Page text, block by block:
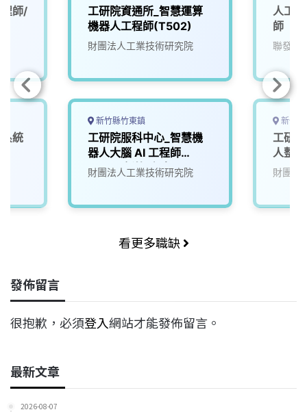
師/
統
工研院資通所_智慧運算
機器人工程師(T502)
財團法人工業技術研究院
新竹縣竹東鎮
工研院服科中心_智慧機
器人大腦 AI 工程師
(A000新竹/台南)
財團法人工業技術研究院
人工
師
聯發科
新竹
工研
人整
財團法
看更多職缺
發佈留言
很抱歉，必須登入網站才能發佈留言。
最新文章
2026-08-07